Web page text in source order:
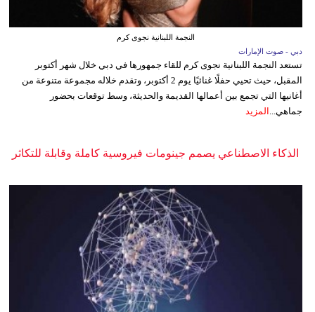
النجمة اللبنانية نجوى كرم
دبي - صوت الإمارات
تستعد النجمة اللبنانية نجوى كرم للقاء جمهورها في دبي خلال شهر أكتوبر
المقبل، حيث تحيي حفلًا غنائيًا يوم 2 أكتوبر، وتقدم خلاله مجموعة متنوعة من
أغانيها التي تجمع بين أعمالها القديمة والحديثة، وسط توقعات بحضور
جماهي... المزيد
الذكاء الاصطناعي يصمم جينومات فيروسية كاملة وقابلة للتكاثر